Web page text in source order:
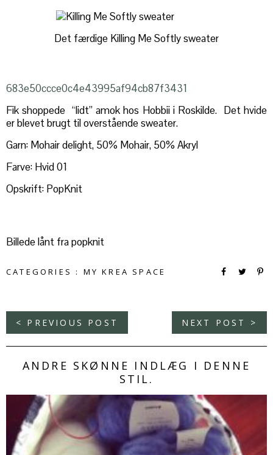
Det færdige Killing Me Softly sweater
683e50ccce0c4e43995af94cb87f3431
Fik shoppede “lidt” amok hos Hobbii i Roskilde. Det hvide
er blevet brugt til overstående sweater.
Garn: Mohair delight, 50% Mohair, 50% Akryl
Farve: Hvid 01
Opskrift: PopKnit
Billede lånt fra popknit
CATEGORIES : MY KREA SPACE
< PREVIOUS POST NEXT POST >
ANDRE SKØNNE INDLÆG I DENNE
STIL.